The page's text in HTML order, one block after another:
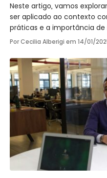
Neste artigo, vamos
ser aplicado ao contexto
práticas e a importância
às políticas organizacionais.
Por Cecilia Alberigi em 14/01/